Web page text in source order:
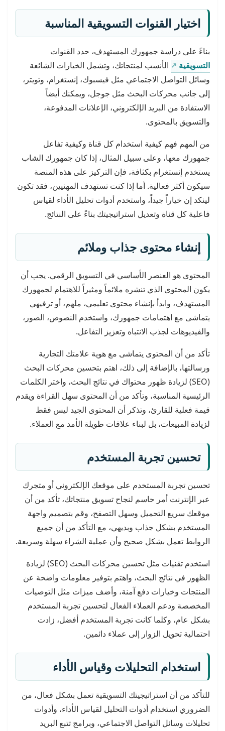
اختيار القنوات التسويقية المناسبة
بناءً على دراسة جمهورك المستهدف، حدد القنوات
التسويقية
الأنسب لمنتجاتك، وتشمل الخيارات الشائعة
وسائل التواصل الاجتماعي مثل فيسبوك، إنستغرام، وتويتر،
إلى جانب محركات البحث مثل جوجل، ويمكنك أيضاً
الاستفادة من البريد الإلكتروني، الإعلانات المدفوعة،
والتسويق بالمحتوى.
من المهم فهم كيفية استخدام كل قناة وكيفية تفاعل
جمهورك معها، وعلى سبيل المثال، إذا كان جمهورك الشاب
يستخدم إنستغرام بكثافة، فإن التركيز على هذه المنصة
سيكون أكثر فعالية. أما إذا كنت تستهدف المهنيين، فقد تكون
لينكد إن خياراً جيداً، واستخدم أدوات تحليل الأداء لقياس
فاعلية كل قناة وتعديل استراتيجيتك بناءً على النتائج.
إنشاء محتوى جذاب وملائم
المحتوى هو العنصر الأساسي في التسويق الرقمي. يجب أن
يكون المحتوى الذي تنشره ملائماً ومثيراً للاهتمام لجمهورك
المستهدف، وابدأ بإنشاء محتوى تعليمي، ملهم، أو ترفيهي
يتماشى مع اهتمامات جمهورك، واستخدم النصوص، الصور،
والفيديوهات لجذب الانتباه وتعزيز التفاعل.
تأكد من أن المحتوى يتماشى مع هوية علامتك التجارية
ورسالتها، بالإضافة إلى ذلك، اهتم بتحسين محركات البحث
(SEO) لزيادة ظهور محتواك في نتائج البحث، واختر الكلمات
الرئيسية المناسبة، وتأكد من أن المحتوى سهل القراءة ويقدم
قيمة فعلية للقارئ، وتذكر أن المحتوى الجيد ليس فقط
لزيادة المبيعات، بل لبناء علاقات طويلة الأمد مع العملاء.
تحسين تجربة المستخدم
تحسين تجربة المستخدم على موقعك الإلكتروني أو متجرك
عبر الإنترنت أمر حاسم لنجاح تسويق منتجاتك، تأكد من أن
موقعك سريع التحميل وسهل التصفح، وقم بتصميم واجهة
المستخدم بشكل جذاب وبديهي، مع التأكد من أن جميع
الروابط تعمل بشكل صحيح وأن عملية الشراء سهلة وسريعة.
استخدم تقنيات مثل تحسين محركات البحث (SEO) لزيادة
الظهور في نتائج البحث، واهتم بتوفير معلومات واضحة عن
المنتجات وخيارات دفع آمنة، وأضف ميزات مثل التوصيات
المخصصة ودعم العملاء الفعال لتحسين تجربة المستخدم
بشكل عام، وكلما كانت تجربة المستخدم أفضل، زادت
احتمالية تحويل الزوار إلى عملاء دائمين.
استخدام التحليلات وقياس الأداء
للتأكد من أن استراتيجيتك التسويقية تعمل بشكل فعال، من
الضروري استخدام أدوات التحليل لقياس الأداء، وأدوات
تحليلات وسائل التواصل الاجتماعي، وبرامج تتبع البريد